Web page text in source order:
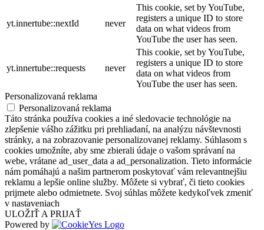
yt.innertube::nextId never
This cookie, set by YouTube,
registers a unique ID to store
data on what videos from
YouTube the user has seen.
yt.innertube::requests never
This cookie, set by YouTube,
registers a unique ID to store
data on what videos from
YouTube the user has seen.
Personalizovaná reklama
Personalizovaná reklama
Táto stránka používa cookies a iné sledovacie technológie na
zlepšenie vášho zážitku pri prehliadaní, na analýzu návštevnosti
stránky, a na zobrazovanie personalizovanej reklamy. Súhlasom s
cookies umožníte, aby sme zbierali údaje o vašom správaní na
webe, vrátane ad_user_data a ad_personalization. Tieto informácie
nám pomáhajú a našim partnerom poskytovať vám relevantnejšiu
reklamu a lepšie online služby. Môžete si vybrať, či tieto cookies
prijmete alebo odmietnete. Svoj súhlas môžete kedykoľvek zmeniť
v nastaveniach
ULOŽIŤ A PRIJAŤ
Powered by